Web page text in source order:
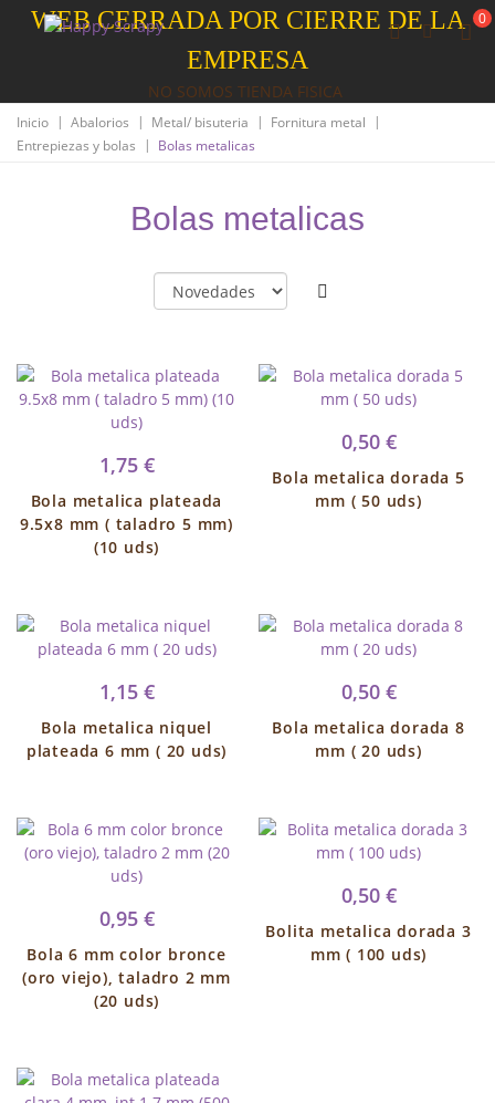
WEB CERRADA POR CIERRE DE LA
EMPRESA
NO SOMOS TIENDA FISICA
0
Inicio | Abalorios | Metal/ bisuteria | Fornitura metal
|
Entrepiezas y bolas
| Bolas metalicas
Bolas metalicas
1,75 €
Bola metalica plateada
9.5x8 mm ( taladro 5 mm)
(10 uds)
0,50 €
Bola metalica dorada 5
mm ( 50 uds)
1,15 €
Bola metalica niquel
plateada 6 mm ( 20 uds)
0,50 €
Bola metalica dorada 8
mm ( 20 uds)
0,95 €
Bola 6 mm color bronce
(oro viejo), taladro 2 mm
(20 uds)
0,50 €
Bolita metalica dorada 3
mm ( 100 uds)